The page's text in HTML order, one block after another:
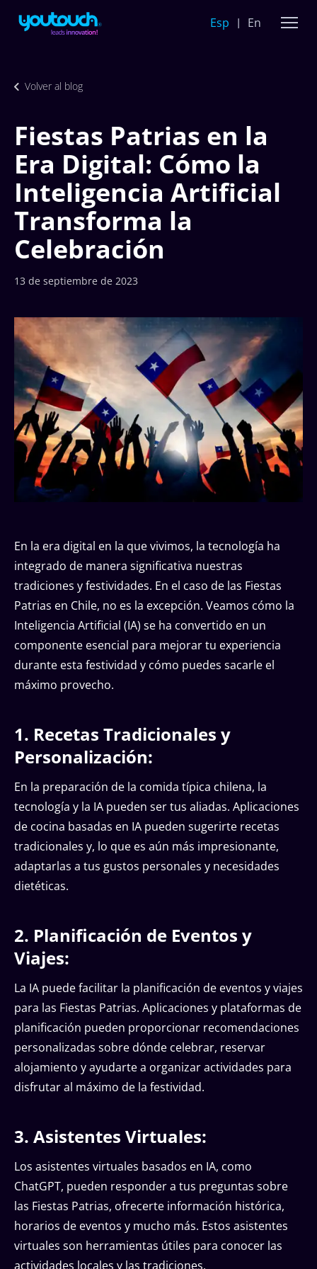
Esp En
Volver al blog
Fiestas Patrias en la
Era Digital: Cómo la
Inteligencia Artificial
Transforma la
Celebración
13 de septiembre de 2023
En la era digital en la que vivimos, la tecnología ha
integrado de manera significativa nuestras
tradiciones y festividades. En el caso de las Fiestas
Patrias en Chile, no es la excepción. Veamos cómo la
Inteligencia Artificial (IA) se ha convertido en un
componente esencial para mejorar tu experiencia
durante esta festividad y cómo puedes sacarle el
máximo provecho.
1. Recetas Tradicionales y
Personalización:
En la preparación de la comida típica chilena, la
tecnología y la IA pueden ser tus aliadas. Aplicaciones
de cocina basadas en IA pueden sugerirte recetas
tradicionales y, lo que es aún más impresionante,
adaptarlas a tus gustos personales y necesidades
dietéticas.
2. Planificación de Eventos y
Viajes:
La IA puede facilitar la planificación de eventos y viajes
para las Fiestas Patrias. Aplicaciones y plataformas de
planificación pueden proporcionar recomendaciones
personalizadas sobre dónde celebrar, reservar
alojamiento y ayudarte a organizar actividades para
disfrutar al máximo de la festividad.
3. Asistentes Virtuales:
Los asistentes virtuales basados en IA, como
ChatGPT, pueden responder a tus preguntas sobre
las Fiestas Patrias, ofrecerte información histórica,
horarios de eventos y mucho más. Estos asistentes
virtuales son herramientas útiles para conocer las
actividades locales y las tradiciones.